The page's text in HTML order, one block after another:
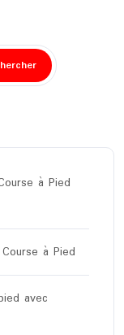
à Pied
à Pied
avec